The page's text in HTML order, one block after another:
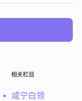
相关栏目
咸宁白领